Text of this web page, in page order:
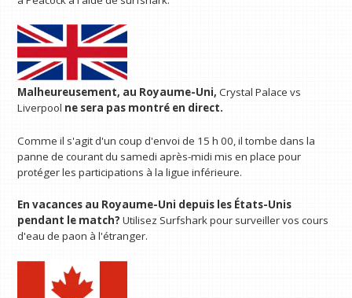
Malheureusement, au Royaume-Uni,Crystal Palace vs
Liverpool ne sera pas montré en direct.
Comme il s'agit d'un coup d'envoi de 15 h 00, il tombe dans la
panne de courant du samedi après-midi mis en place pour
protéger les participations à la ligue inférieure.
En vacances au Royaume-Uni depuis les États-Unis
pendant le match? Utilisez Surfshark pour surveiller vos cours
d'eau de paon à l'étranger.